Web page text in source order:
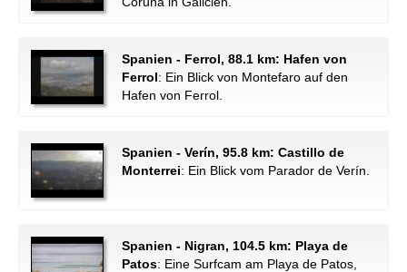
Spanien - Ferrol, 88.1 km: Hafen von
Ferrol: Ein Blick von Montefaro auf den
Hafen von Ferrol.
Spanien - Verín, 95.8 km: Castillo de
Monterrei: Ein Blick vom Parador de Verín.
Spanien - Nigran, 104.5 km: Playa de
Patos: Eine Surfcam am Playa de Patos,